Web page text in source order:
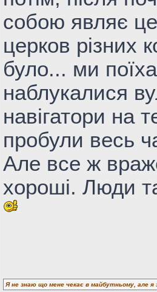
собою являє
церков різних
було... ми
наблукалися
навігатори на
пробули весь
Але все ж
хороші. Люди
Я не знаю що мене чекає в майбутньому, але